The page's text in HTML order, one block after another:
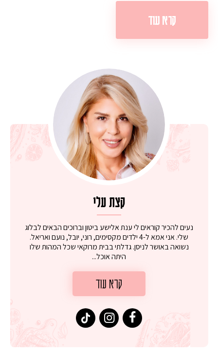
קרא עוד
קצת עלי
נעים להכיר קוראים לי ענת אלישע ביטון וברוכים הבאים לבלוג
שלי. אני אמא ל-4 ילדים מקסימים, רוני, יובל, נועם ואריאל.
נשואה באושר לניסן. גדלתי בבית מרוקאי שכל המהות שלו
היתה אוכל...
קרא עוד